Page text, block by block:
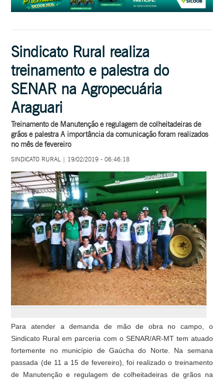
Sindicato Rural realiza
treinamento e palestra do
SENAR na Agropecuária
Araguari
Treinamento de Manutenção e regulagem de colheitadeiras de
grãos e palestra A importância da comunicação foram realizados
no mês de fevereiro
SINDICATO RURAL | 19/02/2019 - 06:46:18
Para atender a demanda de mão de obra no campo, o
Sindicato Rural em parceria com o SENAR/AR-MT tem atuado
fortemente no município de Gaúcha do Norte. Na semana
passada (de 11 a 15 de fevereiro), foi realizado o treinamento
de Manutenção e regulagem de colheitadeiras de grãos na